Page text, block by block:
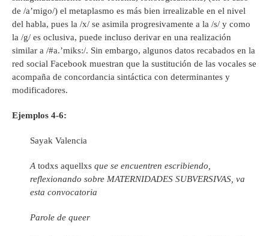
de /a’migo/) el metaplasmo es más bien irrealizable en el nivel
del habla, pues la /x/ se asimila progresivamente a la /s/ y como
la /g/ es oclusiva, puede incluso derivar en una realización
similar a /#a.’miks:/. Sin embargo, algunos datos recabados en la
red social Facebook muestran que la sustitución de las vocales se
acompaña de concordancia sintáctica con determinantes y
modificadores.
Ejemplos 4-6:
Sayak Valencia
A todxs aquellxs que se encuentren escribiendo,
reflexionando sobre MATERNIDADES SUBVERSIVAS, va
esta convocatoria
Parole de queer